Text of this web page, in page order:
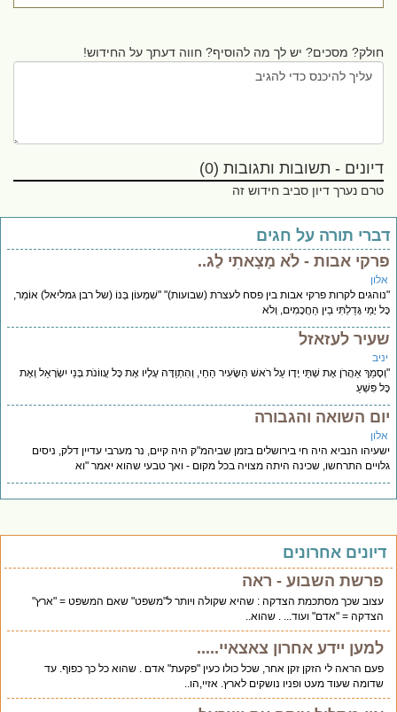
חולק? מסכים? יש לך מה להוסיף? חווה דעתך על החידוש!
דיונים - תשובות ותגובות (0)
טרם נערך דיון סביב חידוש זה
תורה על חגים
אבות - לֹא מָצָאתִי לַג..
לקרות פרקי אבות בין פסח לעצרת (שבועות)" "שִׁמְעוֹן בְּנוֹ (של רבן גמליאל) אוֹמֵר,
יָמַי גָּדַלְתִּי בֵין הַחֲכָמִים, וְלֹא
לעזאזל
אַהֲרֹן אֶת שְׁתֵּי יָדָו עַל רֹאשׁ הַשָּׂעִיר הַחַי, וְהִתְוַדָּה עָלָיו אֶת כָּל עֲווֹנֹת בְּנֵי יִשְׂרָאֵל וְאֶת
פִּשְׁעֵ
השואה והגבורה
הנביא היה חי בירושלים בזמן שביהמ"ק היה קיים, נר מערבי עדיין דלק, ניסים
התרחשו, שכינה היתה מצויה בכל מקום - ואך טבעי שהוא יאמר "וא
אחרונים
פרשת השבוע - ראה
עצוב שכך מסתכמת הצדקה : שהיא שקולה ויותר ל"משפט" שאם המשפט = "ארץ"
הצדקה = "אדם" ועוד... . שהוא..
למען יידע אחרון צאצאיי.....
פעם הראה לי הזקן זקן אחר, שכל כולו כעין "פקעת" אדם . שהוא כל כך כפוף. עד
שדומה שעוד מעט ופניו נושקים לארץ. אזיי,הו..